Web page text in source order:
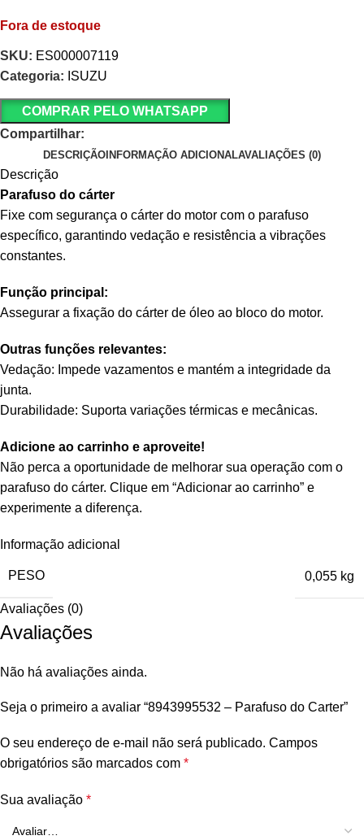
Fora de estoque
SKU: ES000007119
Categoria: ISUZU
COMPRAR PELO WHATSAPP
Compartilhar:
DESCRIÇÃO INFORMAÇÃO ADICIONALAVALIAÇÕES (0)
Descrição
Parafuso do cárter
Fixe com segurança o cárter do motor com o parafuso
específico, garantindo vedação e resistência a vibrações
constantes.
Função principal:
Assegurar a fixação do cárter de óleo ao bloco do motor.
Outras funções relevantes:
Vedação: Impede vazamentos e mantém a integridade da
junta.
Durabilidade: Suporta variações térmicas e mecânicas.
Adicione ao carrinho e aproveite!
Não perca a oportunidade de melhorar sua operação com o
parafuso do cárter. Clique em “Adicionar ao carrinho” e
experimente a diferença.
Informação adicional
PESO 0,055 kg
Avaliações (0)
Avaliações
Não há avaliações ainda.
Seja o primeiro a avaliar “8943995532 – Parafuso do Carter”
O seu endereço de e-mail não será publicado. Campos
obrigatórios são marcados com *
Sua avaliação *